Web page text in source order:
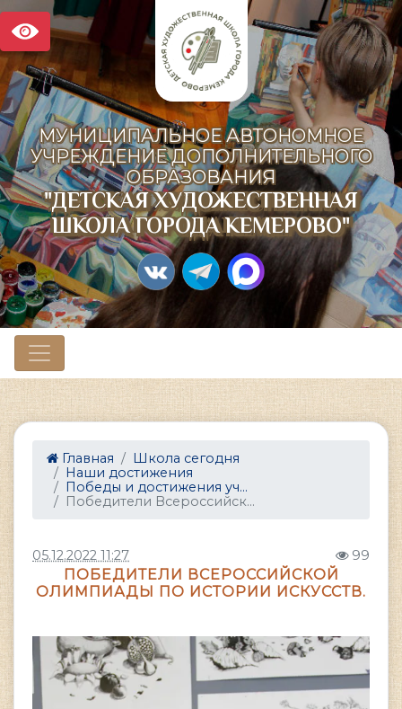
МУНИЦИПАЛЬНОЕ АВТОНОМНОЕ
УЧРЕЖДЕНИЕ ДОПОЛНИТЕЛЬНОГО
ОБРАЗОВАНИЯ
"ДЕТСКАЯ ХУДОЖЕСТВЕННАЯ
ШКОЛА ГОРОДА КЕМЕРОВО"
Главная
Школа сегодня
Наши достижения
Победы и достижения уч...
Победители Всероссийск...
05.12.2022 11:27 99
ПОБЕДИТЕЛИ ВСЕРОССИЙСКОЙ
ОЛИМПИАДЫ ПО ИСТОРИИ ИСКУССТВ.